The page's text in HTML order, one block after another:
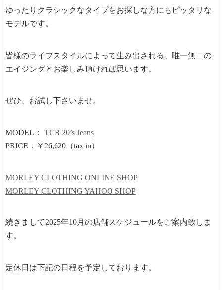
ゆったりクラシックなタイプをお探しな方にもピッタリな
モデルです。
皆様のライフスタイルによって生み出される、唯一無二の
エイジングとお楽しみ頂ければ思います。
ぜひ、お試し下さいませ。
MODEL： TCB 20’s Jeans
PRICE：￥26,620（tax in）
MORLEY CLOTHING ONLINE SHOP
MORLEY CLOTHING YAHOO SHOP
続きまして2025年10月の店舗スケジュールをご案内致しま
す。
定休日は下記の日程を予定しております。